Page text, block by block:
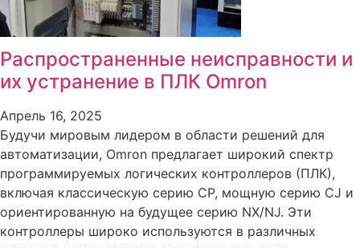
Распространенные неисправности и
их устранение в ПЛК Omron
Апрель 16, 2025
Будучи мировым лидером в области решений для
автоматизации, Omron предлагает широкий спектр
программируемых логических контроллеров (ПЛК),
включая классическую серию CP, мощную серию CJ и
ориентированную на будущее серию NX/NJ. Эти
контроллеры широко используются в различных